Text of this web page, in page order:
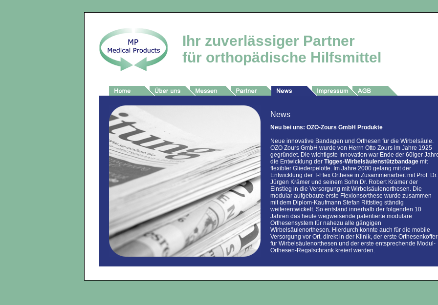
Ihr zuverlässiger Partner
für orthopädische Hilfsmittel
News
Neu bei uns: OZO-Zours GmbH Produkte
Neue innovative Bandagen und Orthesen für die Wirbelsäule.
OZO Zours GmbH wurde von Herrn Otto Zours im Jahre 1925
gegründet. Die wichtigste Innovation war Ende der 60iger
die Entwicklung der Tigges-Wirbelsäulenstützbandage mit
flexibler Gliederpelotte. Im Jahre 2000 gelang mit der
Entwicklung der T-Flex Orthese in Zusammenarbeit mit Prof. Dr.
Jürgen Krämer und seinem Sohn Dr. Robert Krämer der
Einstieg in die Versorgung mit Wirbelsäulenorthesen. Die
modular aufgebaute erste Flexionsorthese wurde zusammen
mit dem Diplom-Kaufmann Stefan Rittstieg ständig
weiterentwickelt. So entstand innerhalb der folgenden 10
Jahren das heute wegweisende patentierte modulare
Orthesensystem für nahezu alle gängigen
Wirbelsäulenorthesen. Hierdurch konnte auch für die mobile
Versorgung vor Ort, direkt in der Klinik, der erste Orthesenkoffer
für Wirbelsäulenorthesen und der erste entsprechende Modul-
Orthesen-Regalschrank kreiert werden.